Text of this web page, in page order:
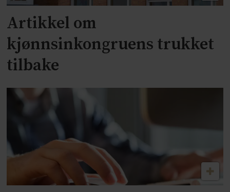
Artikkel om
kjønnsinkongruens trukket
tilbake